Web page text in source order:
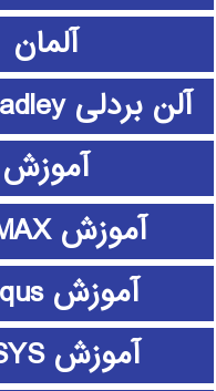
آلمان
آلن بردلی Allen bradley
آموزش
آموزش 3D MAX
آموزش abaqus
آموزش ANSYS